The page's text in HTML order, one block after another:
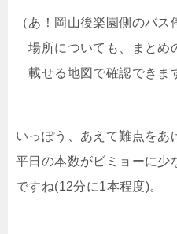
（あ！岡山後楽園側のバス
場所についても、まとめ
載せる地図で確認できま
いっぽう、あえて難点をあ
平日の本数がビミョーに少
ですね(12分に1本程度)。